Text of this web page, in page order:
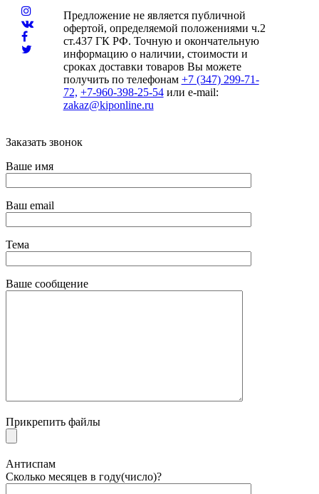
Предложение не является публичной
офертой, определяемой положениями ч.2
ст.437 ГК РФ. Точную и окончательную
информацию о наличии, стоимости и
сроках доставки товаров Вы можете
получить по телефонам +7 (347) 299-71-
72, +7-960-398-25-54или e-mail:
zakaz@kiponline.ru
Заказать звонок
Ваше имя
Ваш email
Тема
Ваше сообщение
Прикрепить файлы
Антиспам
Сколько месяцев в году(число)?